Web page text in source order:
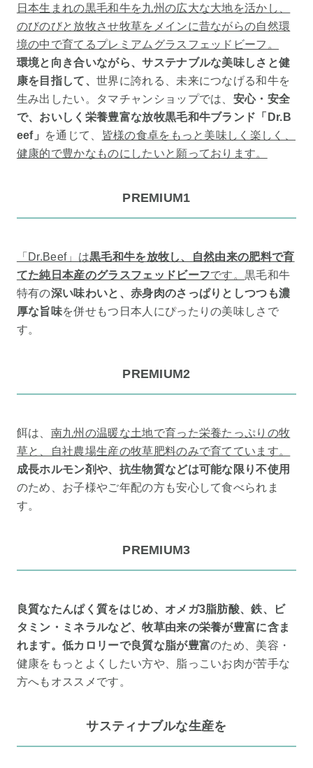
日本生まれの黒毛和牛を九州の広大な大地を活かし、
のびのびと放牧させ牧草をメインに昔ながらの自然環
境の中で育てるプレミアムグラスフェッドビーフ。
環境と向き合いながら、サステナブルな美味しさと健
康を目指して、世界に誇れる、未来につなげる和牛を
生み出したい。タマチャンショップでは、 安心・安全
で、おいしく栄養豊富な放牧黒毛和牛ブランド「Dr.B
eef」
を通じて、 皆様の食卓をもっと美味しく楽しく、
健康的で豊かなものにしたいと願っております。
PREMIUM1
「Dr.Beef」は黒毛和牛を放牧し、自然由来の肥料で育
てた純日本産のグラスフェッドビーフです。黒毛和牛
特有の深い味わいと、赤身肉のさっぱりとしつつも濃
厚な旨味を併せもつ日本人にぴったりの美味しさで
す。
PREMIUM2
餌は、 南九州の温暖な土地で育った栄養たっぷりの牧
草と、自社農場生産の牧草肥料のみで育てています。
成長ホルモン剤や、抗生物質などは可能な限り不使用
のため、お子様やご年配の方も安心して食べられま
す。
PREMIUM3
良質なたんぱく質をはじめ、オメガ3脂肪酸、鉄、ビ
タミン・ミネラルなど、牧草由来の栄養が豊富に含ま
れます。低カロリーで良質な脂が豊富のため、美容・
健康をもっとよくしたい方や、脂っこいお肉が苦手な
方へもオススメです。
サスティナブルな生産を